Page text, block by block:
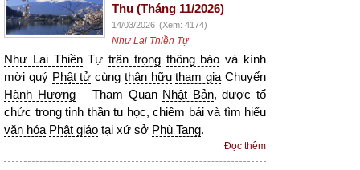
Thu (Tháng 11/2026)
14/03/2026 (Xem: 4174)
Như Lai Thiền Tự
Như Lai ThiềnTựtrân trọng thông báo và kính
mời quý Phật tử cùng thân hữu tham gia Chuyến
Hành Hương– Tham Quan Nhật Bản, được tổ
chức trong tinh thần tu học, chiêm báivà tìm hiểu
văn hóa Phật giáo tại xứ sở Phù Tang.
Đọc thêm